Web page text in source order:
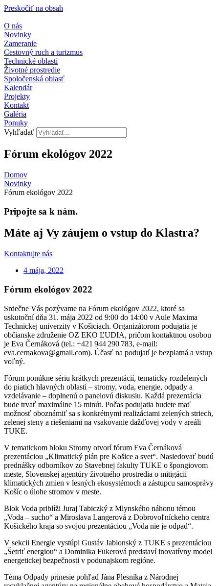
Preskočiť na obsah
O nás
Novinky
Zameranie
Cestovný ruch a turizmus
Technické oblasti
Životné prostredie
Spoločenská oblasť
Kalendár
Projekty
Kontakt
Galéria
Ponuky
Vyhľadať
Fórum ekológov 2022
Domov
Novinky
Fórum ekológov 2022
Pripojte sa k nám.
Máte aj Vy záujem o vstup do Klastra?
Kontaktujte nás
4 mája, 2022
Fórum ekológov 2022
Srdečne Vás pozývame na Fórum ekológov 2022, ktoré sa
uskutoční dňa 31. mája 2022 od 9:00 do 14:00 v Aule Maxima
Technickej univerzity v Košiciach. Organizátorom podujatia je
občianske združenie OZ EKO ĽUDIA, pričom kontaktnou osobou
je Eva Černáková (tel.: +421 944 290 783, e-mail:
eva.cernakova@gmail.com). Účasť na podujatí je bezplatná a vstup
voľný.
Fórum ponúkne sériu krátkych prezentácií, tematicky rozdelených
do piatich hlavných oblastí – stromy, voda, energie, odpady a
vzdelávanie – doplnenú o panelovú diskusiu. Každá prezentácia
bude trvať maximálne 15 minút. Počas podujatia budete mať
možnosť oboznámiť sa s konkrétnymi realizáciami zelených striech,
zelenej steny a riešeniami na vsakovanie dažďovej vody v areáli
TUKE.
V tematickom bloku Stromy otvorí fórum Eva Černáková
prezentáciou „Klimatický plán pre Košice a svet“. Nasledovať budú
prednášky odborníkov zo Stavebnej fakulty TUKE o špongiovom
meste, Slovenskej agentúry životného prostredia o mitigácii
klimatických zmien v lesných ekosystémoch a zástupcu samosprávy
Košíc o úlohe stromov v meste.
Blok Voda priblíži Juraj Tabiczký z Mlynského náhonu témou
„Voda – sucho“ a Miroslava Langerová z Dobrovoľníckeho centra
Košického kraja so svojou prezentáciou „Voda nie je odpad“.
V sekcii Energie vystúpi Gustáv Jablonský z TUKE s prezentáciou
„Šetriť energiou“ a Dominika Fukerová predstaví inovatívny model
energetickej bezpečnosti v podunajskom regióne.
Téma Odpady prinesie pohľad Jána Plesníka z Národnej